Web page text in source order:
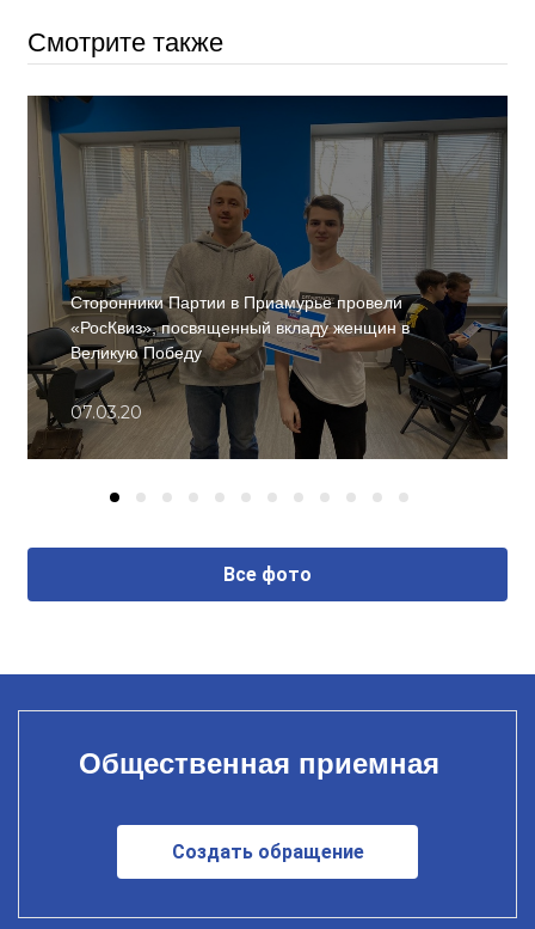
Смотрите также
Сторонники Партии в Приамурье провели
«РосКвиз», посвященный вкладу женщин в
Великую Победу
07.03.20
Все фото
Общественная приемная
Создать обращение